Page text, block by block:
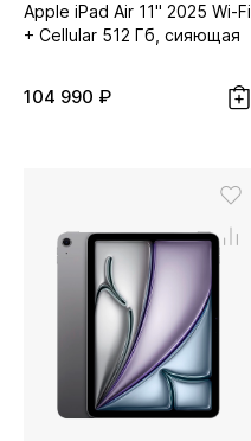
Apple iPad Air 11" 2025 Wi-Fi
+ Cellular 512 Гб, сияющая
104 990 ₽